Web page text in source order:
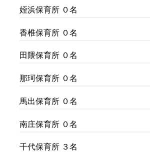
姪浜保育所 ０名
香椎保育所 ０名
田隈保育所 ０名
那珂保育所 ０名
馬出保育所 ０名
南庄保育所 ０名
千代保育所 ３名